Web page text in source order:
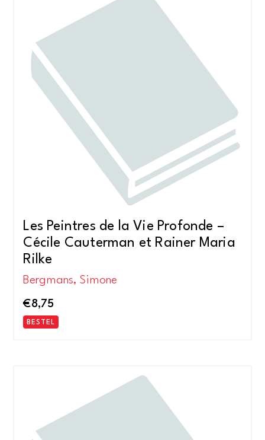
Les Peintres de la Vie Profonde –
Cécile Cauterman et Rainer Maria
Rilke
Bergmans, Simone
€8,75
BESTEL